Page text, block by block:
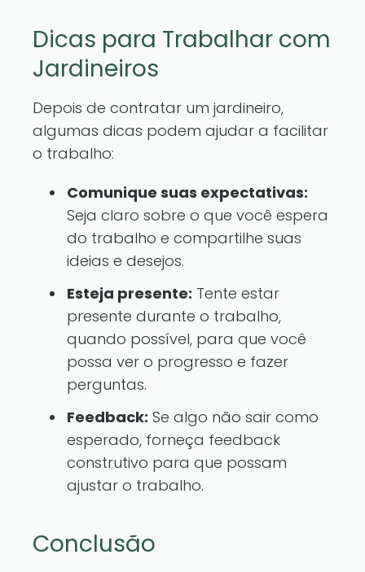
Dicas para Trabalhar com
Jardineiros
Depois de contratar um jardineiro,
algumas dicas podem ajudar a facilitar
o trabalho:
Comunique suas expectativas:
Seja claro sobre o que você espera
do trabalho e compartilhe suas
ideias e desejos.
Esteja presente: Tente estar
presente durante o trabalho,
quando possível, para que você
possa ver o progresso e fazer
perguntas.
Feedback: Se algo não sair como
esperado, forneça feedback
construtivo para que possam
ajustar o trabalho.
Conclusão